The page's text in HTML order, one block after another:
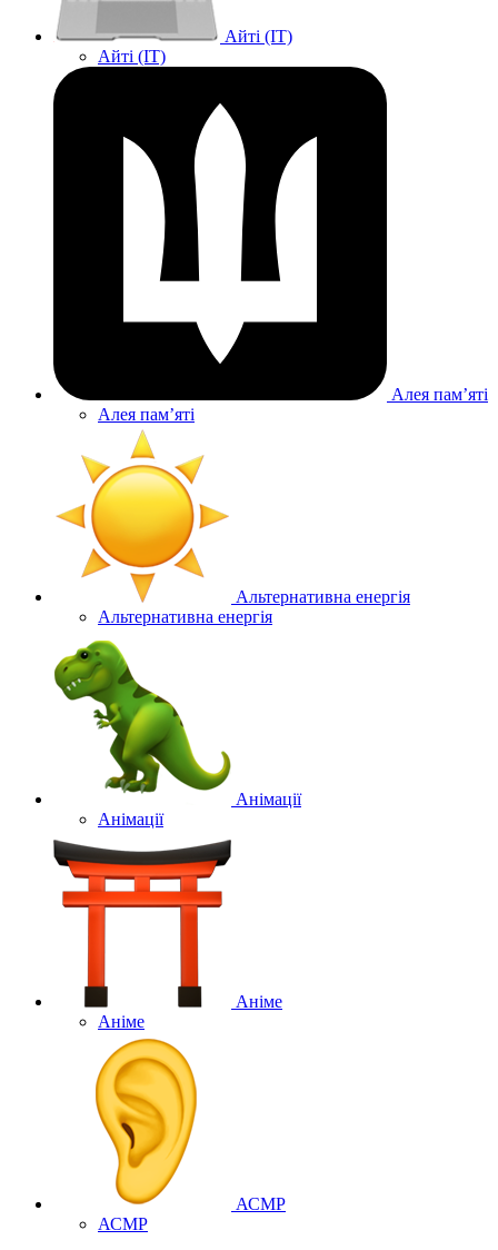
Айті (IT)
Айті (IT)
Алея памʼяті
Алея памʼяті
Альтернативна енергія
Альтернативна енергія
Анімації
Анімації
Аніме
Аніме
АСМР
АСМР